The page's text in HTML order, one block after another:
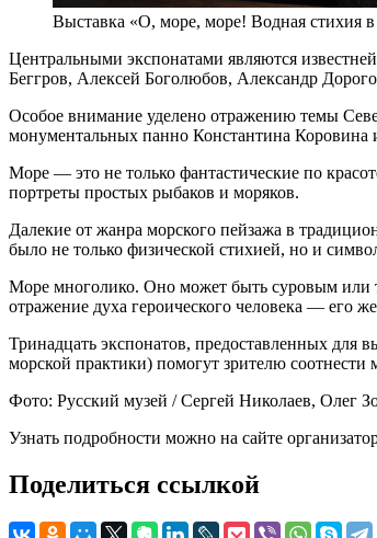
Выставка «О, море, море! Водная стихия
Центральными экспонатами являются
Беггров, Алексей Боголюбов, Александр
Особое внимание уделено отражению темы
монументальных панно Константина Коровина
Море — это не только фантастические по
портреты простых рыбаков и моряков.
Далекие от жанра морского пейзажа в
было не только физической стихией, но и
Море многолико. Оно может быть суровым или
отражение духа героического человека — его
Тринадцать экспонатов, предоставленных
морской практики) помогут зрителю
Фото: Русский музей / Сергей Николаев, Олег
Узнать подробности можно на сайте
Поделиться ссылкой